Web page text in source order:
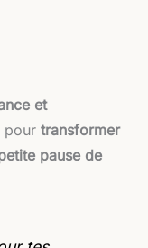
et
pour transformer
pause de